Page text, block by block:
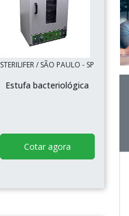
STERILIFER / SÃO PAULO - SP
Estufa bacteriológica
Cotar agora